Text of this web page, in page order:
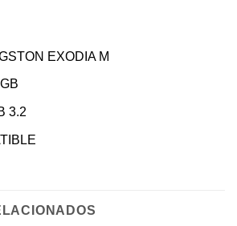
EXODIA M
3.2